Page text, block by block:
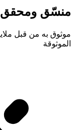
منسّق ومحقق Title Case احترافي
الموثوقة